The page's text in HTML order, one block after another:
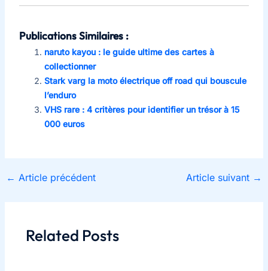
Publications Similaires :
naruto kayou : le guide ultime des cartes à
collectionner
Stark varg la moto électrique off road qui bouscule
l’enduro
VHS rare : 4 critères pour identifier un trésor à 15
000 euros
← Article précédent Article suivant →
Related Posts